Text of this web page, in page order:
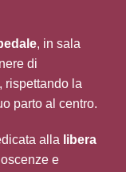
, in sala
di
, rispettando la
parto al centro.
alla libera
e